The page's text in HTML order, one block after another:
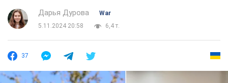
Дарья Дурова
War
5.11.2024 20:58
6,4 т.
37